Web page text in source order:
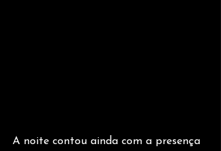
A noite contou ainda com a presença